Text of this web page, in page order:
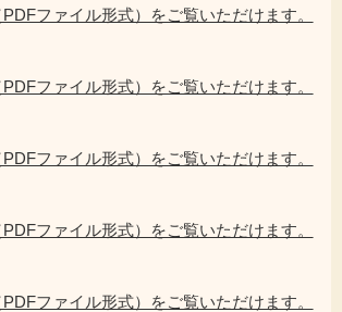
ファイル形式）をご覧いただけます。
ファイル形式）をご覧いただけます。
ファイル形式）をご覧いただけます。
ファイル形式）をご覧いただけます。
ファイル形式）をご覧いただけます。